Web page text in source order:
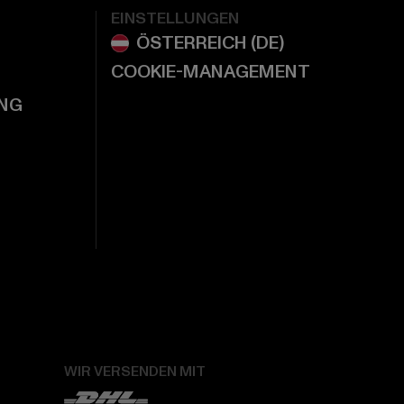
EINSTELLUNGEN
COOKIE-MANAGEMENT
WIR VERSENDEN MIT